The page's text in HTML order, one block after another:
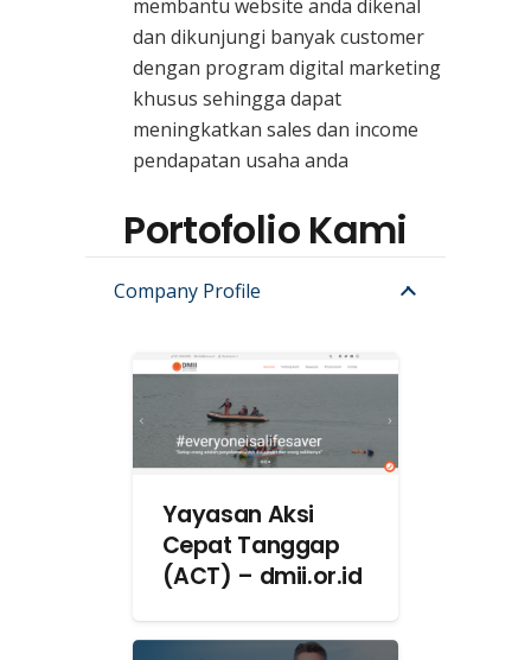
membantu website anda dikenal
dan dikunjungi banyak customer
dengan program digital marketing
khusus sehingga dapat
meningkatkan sales dan income
pendapatan usaha anda
Portofolio Kami
Company Profile
Yayasan Aksi
Cepat Tanggap
(ACT) – dmii.or.id